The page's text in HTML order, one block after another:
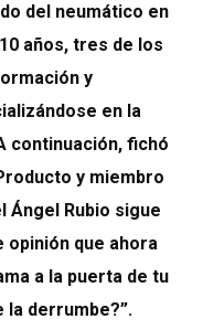
del neumático en
años, tres de los
y
en la
continuación, fichó
y miembro
Ángel Rubio sigue
opinión que ahora
a la puerta de tu
la derrumbe?”.